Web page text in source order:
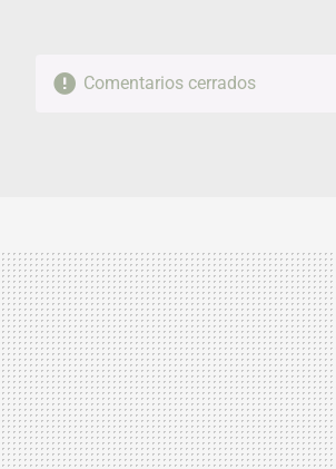
Comentarios cerrados